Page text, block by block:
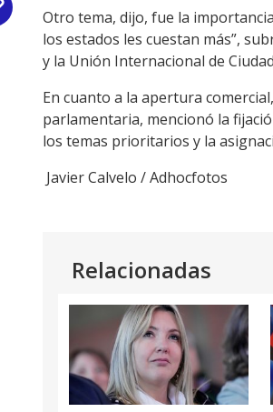
Copy
Link
Otro tema, dijo, fue la
los estados les cuestan más”,
y la Unión Internacional de
En cuanto a la apertura
parlamentaria, mencionó la
los temas prioritarios y la
Javier Calvelo / Adhocfotos
Relacionadas